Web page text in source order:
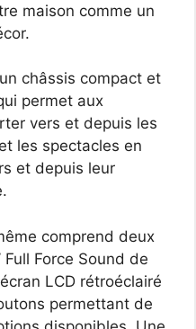
maison comme un
châssis compact et
permet aux
vers et depuis les
les spectacles en
et depuis leur
comprend deux
Force Sound de
LCD rétroéclairé
permettant de